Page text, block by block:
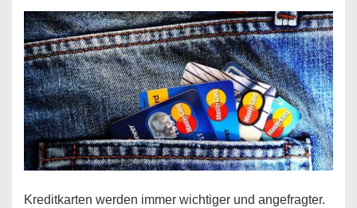
möglich
Kreditkarten werden immer wichtiger und angefragter.